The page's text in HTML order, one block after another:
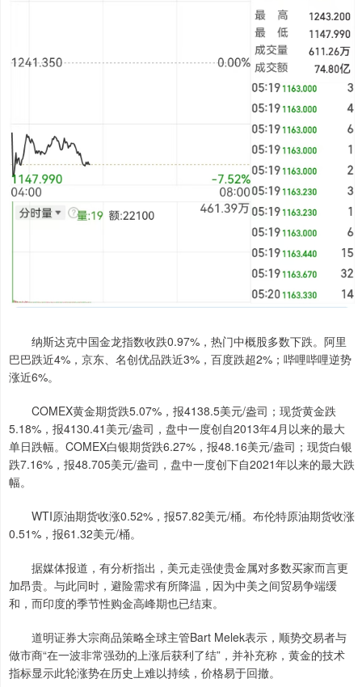
纳斯达克中国金龙指数收跌0.97%，热门中概股多数下跌。阿里
巴巴跌近4%，京东、名创优品跌近3%，百度跌超2%；哔哩哔哩逆势
涨近6%。
COMEX黄金期货跌5.07%，报4138.5美元/盎司；现货黄金跌
5.18%，报4130.41美元/盎司，盘中一度创自2013年4月以来的最大
单日跌幅。COMEX白银期货跌6.27%，报48.16美元/盎司；现货白银
跌7.16%，报48.705美元/盎司，盘中一度创下自2021年以来的最大跌
幅。
WTI原油期货收涨0.52%，报57.82美元/桶。布伦特原油期货收涨
0.51%，报61.32美元/桶。
据媒体报道，有分析指出，美元走强使贵金属对多数买家而言更
加昂贵。与此同时，避险需求有所降温，因为中美之间贸易争端缓
和，而印度的季节性购金高峰期也已结束。
道明证券大宗商品策略全球主管Bart Melek表示，顺势交易者与
做市商“在一波非常强劲的上涨后获利了结”，并补充称，黄金的技术
指标显示此轮涨势在历史上难以持续，价格易于回撤。